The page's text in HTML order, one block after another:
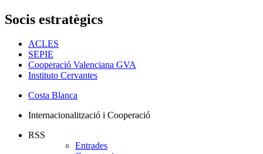
Socis estratègics
ACLES
SEPIE
Cooperació Valenciana GVA
Instituto Cervantes
Costa Blanca
Internacionalització i Cooperació
RSS
Entrades